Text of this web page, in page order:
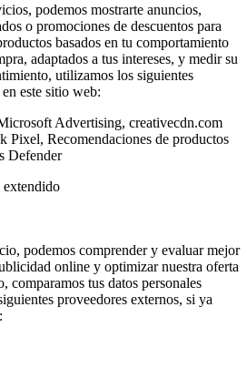
podemos mostrarte anuncios,
o promociones de descuentos para
basados en tu comportamiento
adaptados a tus intereses, y medir su
utilizamos los siguientes
este sitio web:
Advertising, creativecdn.com
Pixel, Recomendaciones de productos
Defender
podemos comprender y evaluar mejor
online y optimizar nuestra oferta
comparamos tus datos personales
proveedores externos, si ya